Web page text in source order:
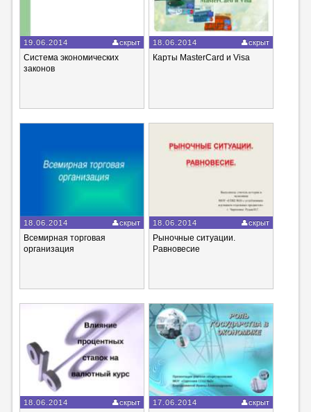
19.06.2014 скрыт
Система экономических
законов
18.06.2014 скрыт
Карты MasterCard и Visa
18.06.2014 скрыт
Всемирная торговая
организация
18.06.2014 скрыт
Рыночные ситуации.
Равновесие
18.06.2014 скрыт 17.06.2014 скрыт